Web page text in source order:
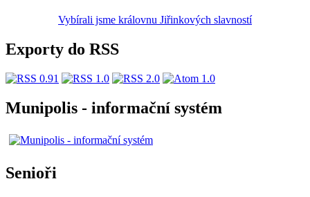
Vybírali jsme královnu Jiřinkových slavností
Exporty do RSS
Munipolis - informační systém
Senioři